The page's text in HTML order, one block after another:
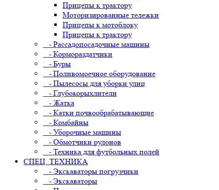
Прицепы к трактору
Моторизированные тележки
Прицепы к мотоблоку
Прицепы к трактору
- Рассадопосадочные машины
- Кормораздатчики
- Буры
- Поливомоечное оборудование
- Пылесосы для уборки улиц
- Глубокорыхлители
- Жатка
- Катки почвообрабатывающие
- Комбайны
- Уборочные машины
- Обмотчики рулонов
- Техника для футбольных полей
СПЕЦ. ТЕХНИКА
- Экскаваторы погрузчики
- Экскаваторы